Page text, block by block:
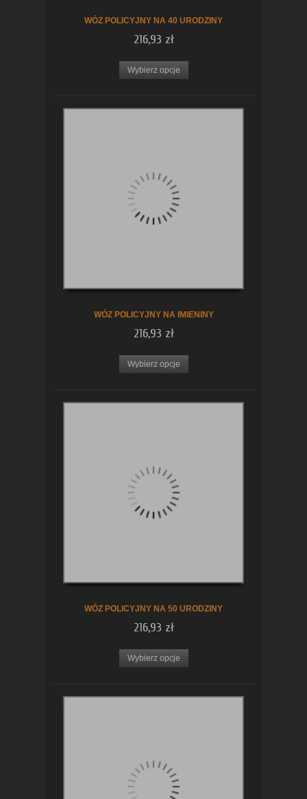
WÓZ POLICYJNY NA 40 URODZINY
216,93 zł
Wybierz opcje
WÓZ POLICYJNY NA IMIENINY
216,93 zł
Wybierz opcje
WÓZ POLICYJNY NA 50 URODZINY
216,93 zł
Wybierz opcje